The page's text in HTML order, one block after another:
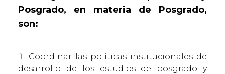
Posgrado, en materia de Posgrado,
son:
Coordinar las políticas institucionales de
desarrollo de los estudios de posgrado y